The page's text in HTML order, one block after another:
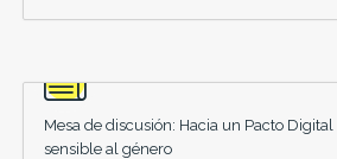
Mesa de discusión: Hacia un Pacto
sensible al género